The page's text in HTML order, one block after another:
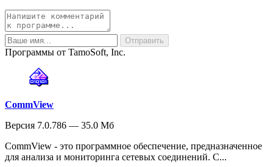
Программы от TamoSoft, Inc.
CommView
Версия 7.0.786 — 35.0 Мб
CommView - это программное обеспечение, предназначенное
для анализа и мониторинга сетевых соединений. С...